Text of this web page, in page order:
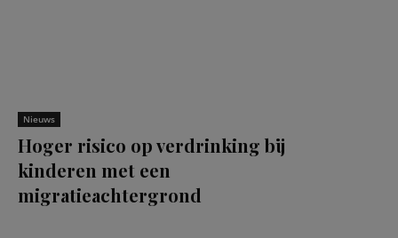
Nieuws
Hoger risico op verdrinking bij
kinderen met een
migratieachtergrond